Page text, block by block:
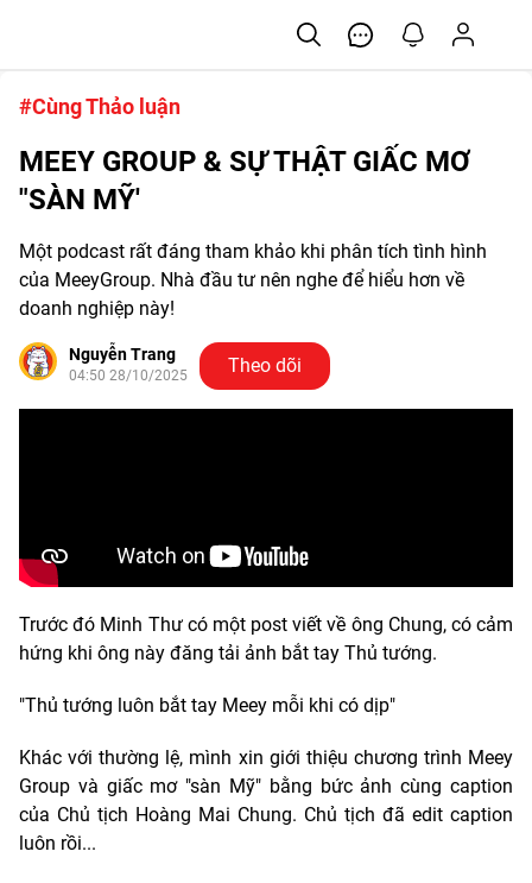
#Cùng Thảo luận
MEEY GROUP & SỰ THẬT GIẤC MƠ
"SÀN MỸ'
Một podcast rất đáng tham khảo khi phân tích tình hình
của MeeyGroup. Nhà đầu tư nên nghe để hiểu hơn về
doanh nghiệp này!
Nguyễn Trang
04:50 28/10/2025 Theo dõi
Trước đó Minh Thư có một post viết về ông Chung, có cảm
hứng khi ông này đăng tải ảnh bắt tay Thủ tướng.
"Thủ tướng luôn bắt tay Meey mỗi khi có dịp"
Khác với thường lệ, mình xin giới thiệu chương trình Meey
Group và giấc mơ "sàn Mỹ" bằng bức ảnh cùng caption
của Chủ tịch Hoàng Mai Chung. Chủ tịch đã edit caption
luôn rồi...